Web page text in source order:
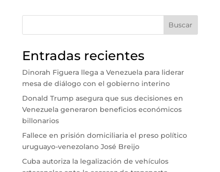
Buscar
Entradas recientes
Dinorah Figuera llega a Venezuela para liderar
mesa de diálogo con el gobierno interino
Donald Trump asegura que sus decisiones en
Venezuela generaron beneficios económicos
billonarios
Fallece en prisión domiciliaria el preso político
uruguayo-venezolano José Breijo
Cuba autoriza la legalización de vehículos